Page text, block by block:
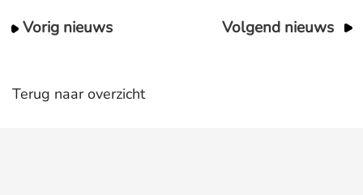
Vorig nieuws Volgend nieuws
Terug naar overzicht